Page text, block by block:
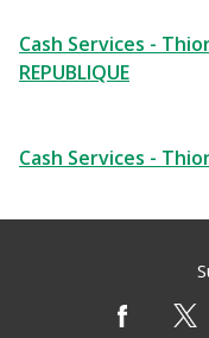
Cash Services -
REPUBLIQUE
Cash Services -